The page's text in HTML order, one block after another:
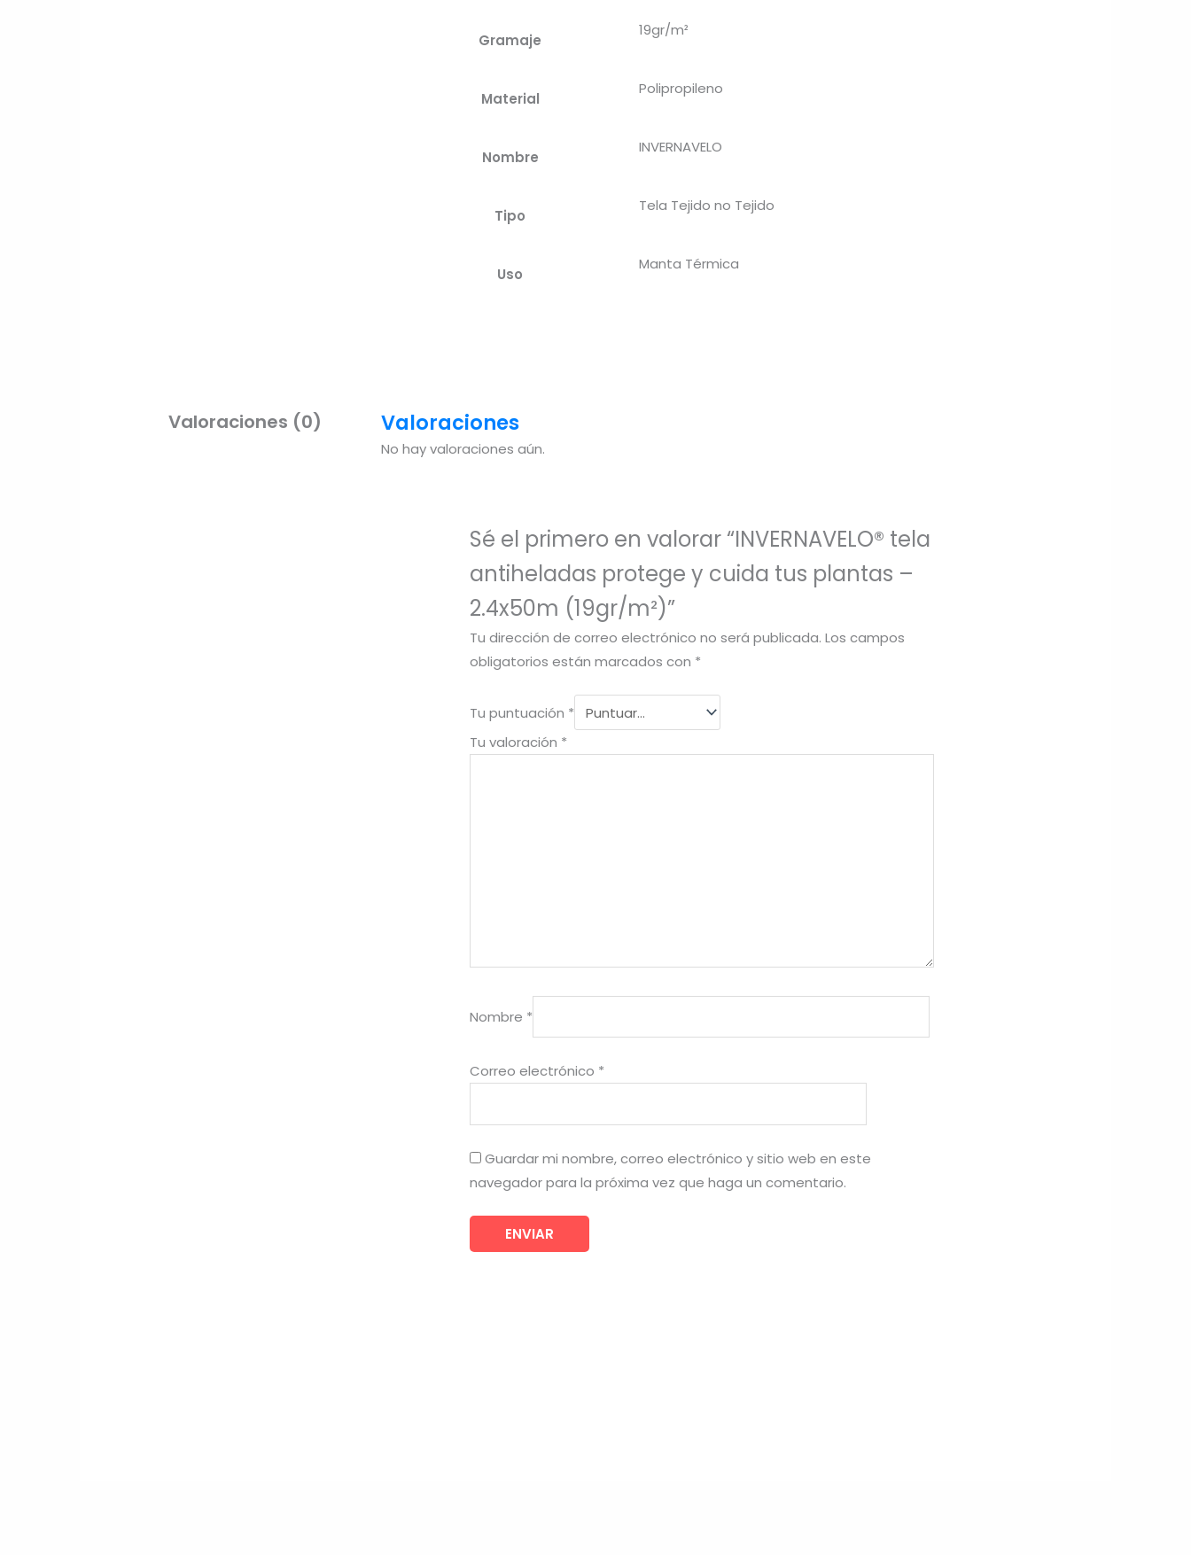
Gramaje
19gr/m²
Material
Polipropileno
Nombre
INVERNAVELO
Tipo
Tela Tejido no Tejido
Uso
Manta Térmica
Valoraciones (0) Valoraciones
No hay valoraciones aún.
Sé el primero en valorar “INVERNAVELO® tela
antiheladas protege y cuida tus plantas –
2.4x50m (19gr/m²)”
Tu dirección de correo electrónico no será publicada. Los campos
obligatorios están marcados con *
Tu puntuación *
Tu valoración *
Nombre *
Correo electrónico *
Guardar mi nombre, correo electrónico y sitio web en este
navegador para la próxima vez que haga un comentario.